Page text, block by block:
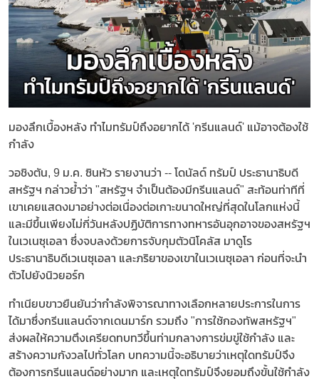
มองลึกเบื้องหลัง ทำไมทรัมป์ถึงอยากได้ 'กรีนแลนด์' แม้อาจต้องใช้
กำลัง
วอชิงตัน, 9 ม.ค. ซินหัว รายงานว่า -- โดนัลด์ ทรัมป์ ประธานาธิบดี
สหรัฐฯ กล่าวย้ำว่า "สหรัฐฯ จำเป็นต้องมีกรีนแลนด์" สะท้อนท่าทีที่
เขาเคยแสดงมาอย่างต่อเนื่องต่อเกาะขนาดใหญ่ที่สุดในโลกแห่งนี้
และมีขึ้นเพียงไม่กี่วันหลังปฏิบัติการทางทหารอันอุกอาจของสหรัฐฯ
ในเวเนซุเอลา ซึ่งจบลงด้วยการจับกุมตัวนิโคลัส มาดูโร
ประธานาธิบดีเวเนซุเอลา และภริยาของเขาในเวเนซุเอลา ก่อนที่จะนำ
ตัวไปยังนิวยอร์ก
ทำเนียบขาวยืนยันว่ากำลังพิจารณาทางเลือกหลายประการในการ
ได้มาซึ่งกรีนแลนด์จากเดนมาร์ก รวมถึง "การใช้กองทัพสหรัฐฯ"
ส่งผลให้ความตึงเครียดทบทวีขึ้นท่ามกลางการข่มขู่ใช้กำลัง และ
สร้างความกังวลไปทั่วโลก บทความนี้จะอธิบายว่าเหตุใดทรัมป์จึง
ต้องการกรีนแลนด์อย่างมาก และเหตุใดทรัมป์จึงยอมถึงขั้นใช้กำลัง